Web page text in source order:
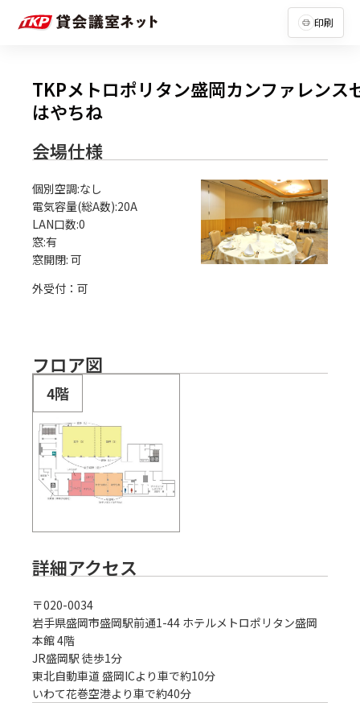
印刷
TKPメトロポリタン盛岡カンファレン
はやちね
会場仕様
個別空調:なし
電気容量(総A数):20A
LAN口数:0
窓:有
外受付：可
フロア図
4階
詳細アクセス
〒020-0034
岩手県盛岡市盛岡駅前通1-44 ホテルメトロポリタン盛岡
本館 4階
JR盛岡駅 徒歩1分
東北自動車道 盛岡ICより車で約10分
いわて花巻空港より車で約40分